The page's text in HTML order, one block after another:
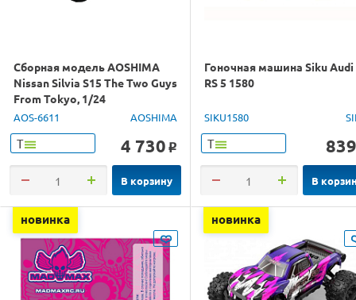
Сборная модель AOSHIMA
Nissan Silvia S15 The Two Guys
From Tokyo, 1/24
AOS-6611 AOSHIMA
Т 4 730 o
В корзину
Гоночная машина Siku Audi
RS 5 1580
SIKU1580
Т 839
В
новинка новинка